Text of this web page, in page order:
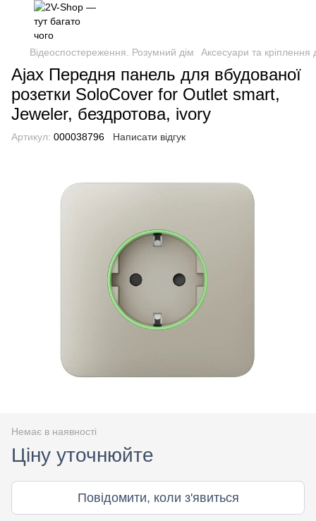
Відеоспостереження. Розумний дім Аксесуари та кріплення
Ajax Передня панель для вбудованої
розетки SoloCover for Outlet smart,
Jeweler, бездротова, ivory
Артикул: 000038796 Написати відгук
Немає в наявності
Ціну уточнюйте
Повідомити, коли з'явиться